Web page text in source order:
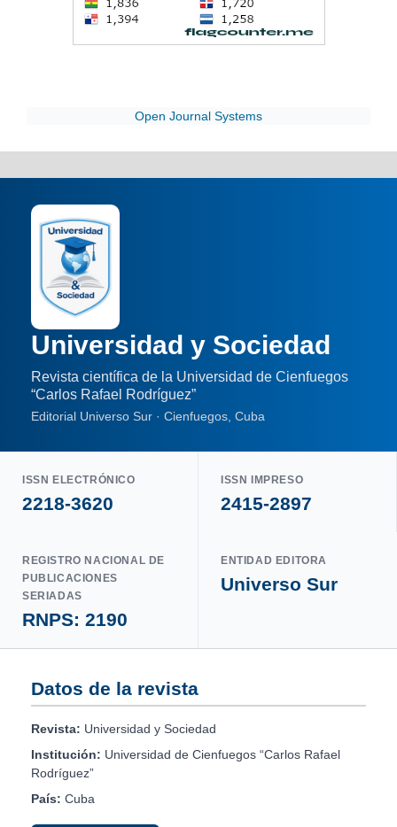
Open Journal Systems
Universidad y Sociedad
Revista científica de la Universidad de Cienfuegos
“Carlos Rafael Rodríguez”
Editorial Universo Sur · Cienfuegos, Cuba
ISSN ELECTRÓNICO
2218-3620
ISSN IMPRESO
2415-2897
REGISTRO NACIONAL DE
PUBLICACIONES
SERIADAS
RNPS: 2190
ENTIDAD EDITORA
Universo Sur
Datos de la revista
Revista: Universidad y Sociedad
Institución: Universidad de Cienfuegos “Carlos Rafael
Rodríguez”
País: Cuba